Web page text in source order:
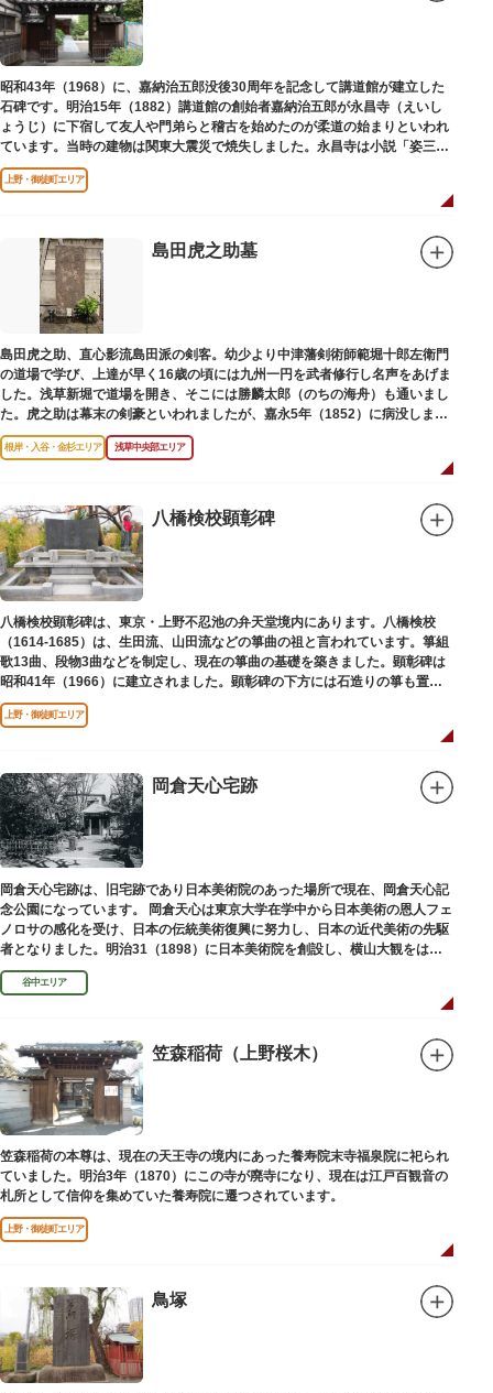
昭和43年（1968）に、嘉納治五郎没後30周年を記念して講道館が建立した
石碑です。明治15年（1882）講道館の創始者嘉納治五郎が永昌寺（えいし
ょうじ）に下宿して友人や門弟らと稽古を始めたのが柔道の始まりといわれ
ています。当時の建物は関東大震災で焼失しました。永昌寺は小説「姿三四
郎」に登場する隆昌寺のモデルでもあります。
上野・御徒町エリア
島田虎之助墓
島田虎之助、直心影流島田派の剣客。幼少より中津藩剣術師範堀十郎左衛門
の道場で学び、上達が早く16歳の頃には九州一円を武者修行し名声をあげま
した。浅草新堀で道場を開き、そこには勝麟太郎（のちの海舟）も通いまし
た。虎之助は幕末の剣豪といわれましたが、嘉永5年（1852）に病没しまし
た。お墓は正定寺（しょうじょうじ）にあります。
根岸・入谷・金杉エリア 浅草中央部エリア
八橋検校顕彰碑
八橋検校顕彰碑は、東京・上野不忍池の弁天堂境内にあります。八橋検校
（1614-1685）は、生田流、山田流などの箏曲の祖と言われています。箏組
歌13曲、段物3曲などを制定し、現在の箏曲の基礎を築きました。顕彰碑は
昭和41年（1966）に建立されました。顕彰碑の下方には石造りの箏も置か
れています。
上野・御徒町エリア
岡倉天心宅跡
岡倉天心宅跡は、旧宅跡であり日本美術院のあった場所で現在、岡倉天心記
念公園になっています。 岡倉天心は東京大学在学中から日本美術の恩人フェ
ノロサの感化を受け、日本の伝統美術復興に努力し、日本の近代美術の先駆
者となりました。明治31（1898）に日本美術院を創設し、横山大観をはじ
め優れた画家を世に送り出しました。
谷中エリア
笠森稲荷（上野桜木）
笠森稲荷の本尊は、現在の天王寺の境内にあった養寿院末寺福泉院に祀られ
ていました。明治3年（1870）にこの寺が廃寺になり、現在は江戸百観音の
札所として信仰を集めていた養寿院に遷つされています。
上野・御徒町エリア
鳥塚